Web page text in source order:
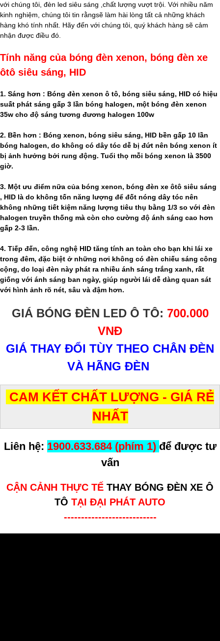
với chúng tôi, đèn led siêu sáng ,chất lượng vượt trội. Với nhiều năm
kinh nghiệm, chúng tôi tin rằngsẽ làm hài lòng tất cả những khách
hàng khó tính nhất. Hãy đến với chúng tôi, quý khách hàng sẽ cảm
nhận được điều đó.
Tính năng của bóng đèn xenon, bóng đèn xe
ôtô siêu sáng, HID
1. Sáng hơn : Bóng đèn xenon ô tô, bóng siêu sáng, HID có hiệu
suất phát sáng gấp 3 lần bóng halogen, một bóng đèn xenon
35w cho độ sáng tương đương halogen 100w
2. Bền hơn : Bóng xenon, bóng siêu sáng, HID bền gấp 10 lần
bóng halogen, do không có dây tóc dễ bị đứt nên bóng xenon ít
bị ảnh hưởng bởi rung động. Tuổi thọ mỗi bóng xenon là 3500
giờ.
3. Một ưu điểm nữa của bóng xenon, bóng đèn xe ôtô siêu sáng
, HID là do không tốn năng lượng để đốt nóng dây tóc nên
không những tiết kiệm năng lượng tiêu thụ bằng 1/3 so với đèn
halogen truyền thống mà còn cho cường độ ánh sáng cao hơn
gấp 2-3 lần.
4. Tiếp đến, công nghệ HID tăng tính an toàn cho bạn khi lái xe
trong đêm, đặc biệt ở những nơi không có đèn chiếu sáng công
cộng, do loại đèn này phát ra nhiều ánh sáng trắng xanh, rất
giống với ánh sáng ban ngày, giúp người lái dễ dàng quan sát
với hình ảnh rõ nét, sâu và đậm hơn.
GIÁ BÓNG ĐÈN LED Ô TÔ: 700.000
VNĐ
GIÁ THAY ĐỔI TÙY THEO CHÂN ĐÈN
VÀ HÃNG ĐÈN
CAM KẾT CHẤT LƯỢNG - GIÁ RẺ
NHẤT
Liên hệ: 1900.633.684 (phím 1) để được tư
vấn
CẬN CẢNH THỰC TẾ THAY BÓNG ĐÈN XE Ô
TÔ TẠI ĐẠI PHÁT AUTO
---------------------------